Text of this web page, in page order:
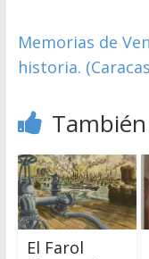
Memorias de
historia.
El Farol